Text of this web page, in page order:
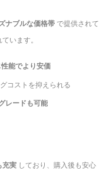
ナブルな価格帯 で提供されて
います。
性能でより安価
コストを抑えられる
レードも可能
充実 しており、購入後も安心